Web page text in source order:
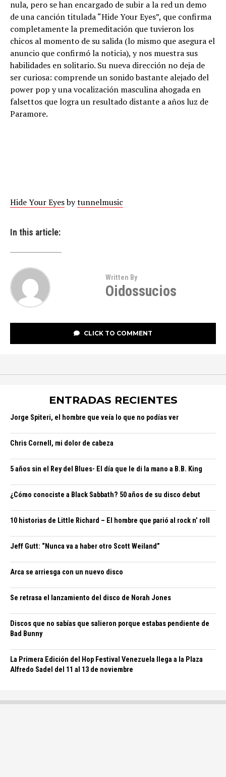
nula, pero se han encargado de subir a la red un demo
de una canción titulada “Hide Your Eyes”, que confirma
completamente la premeditación que tuvieron los
chicos al momento de su salida (lo mismo que asegura el
anuncio que confirmó la noticia), y nos muestra sus
habilidades en solitario. Su nueva dirección no deja de
ser curiosa: comprende un sonido bastante alejado del
power pop y una vocalización masculina ahogada en
falsettos que logra un resultado distante a años luz de
Paramore.
Hide Your Eyesbytunnelmusic
In this article:
Written By
Oidossucios
CLICK TO COMMENT
ENTRADAS RECIENTES
Jorge Spiteri, el hombre que veía lo que no podías ver
Chris Cornell, mi dolor de cabeza
5 años sin el Rey del Blues- El día que le di la mano a B.B. King
¿Cómo conociste a Black Sabbath? 50 años de su disco debut
10 historias de Little Richard – El hombre que parió al rock n’ roll
Jeff Gutt: “Nunca va a haber otro Scott Weiland”
Arca se arriesga con un nuevo disco
Se retrasa el lanzamiento del disco de Norah Jones
Discos que no sabías que salieron porque estabas pendiente de
Bad Bunny
La Primera Edición del Hop Festival Venezuela llega a la Plaza
Alfredo Sadel del 11 al 13 de noviembre